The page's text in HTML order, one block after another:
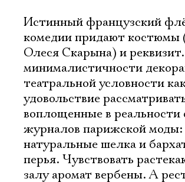
Истинный французский
комедии придают костюмы
Олеся Скарына) и
минималистичности
театральной условности
удовольствие
воплощенные в
журналов парижской моды:
натуральные шелка и
перья. Чувствовать
залу аромат вербены. А